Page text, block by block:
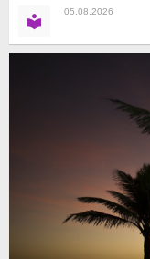
05.08.2026